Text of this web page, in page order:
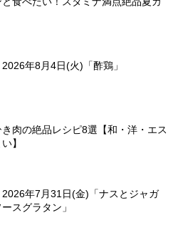
2026年8月4日(火)「酢鶏」
肉の絶品レシピ8選【和・洋・エス
】
2026年7月31日(金)「ナスとジャガ
スグラタン」